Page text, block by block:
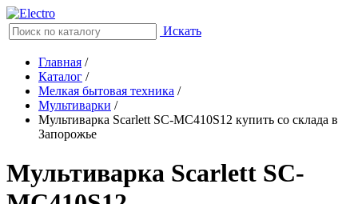
Искать
Главная /
Каталог /
Мелкая бытовая техника /
Мультиварки /
Мультиварка Scarlett SC-MC410S12 купить со склада в
Запорожье
Мультиварка Scarlett SC-